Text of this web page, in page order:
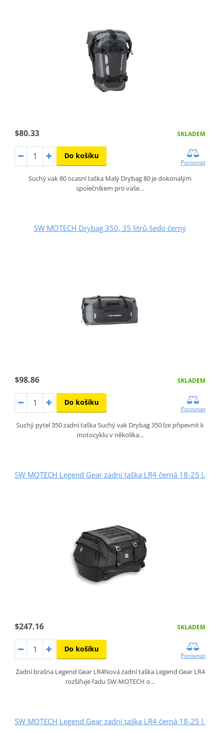
$80.33 SKLADEM
Do košíku
Porovnat
Suchý vak 80 ocasní taška Malý Drybag 80 je dokonalým
společníkem pro vaše…
SW MOTECH Drybag 350, 35 litrů-šedo černý
$98.86 SKLADEM
Do košíku
Porovnat
Suchý pytel 350 zadní taška Suchý vak Drybag 350 lze připevnit k
motocyklu v několika…
SW MOTECH Legend Gear zadní taška LR4 černá 18-25 l.
$247.16 SKLADEM
Do košíku
Porovnat
Zadní brašna Legend Gear LR4Nová zadní taška Legend Gear LR4
rozšiřuje řadu SW-MOTECH o…
SW MOTECH Legend Gear zadní taška LR4 černá 18-25 l.